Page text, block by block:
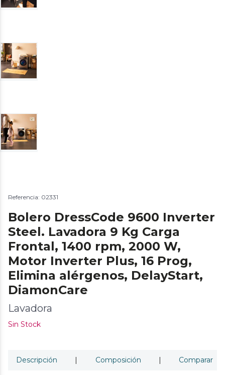
Referencia: 02331
Bolero DressCode 9600 Inverter
Steel. Lavadora 9 Kg Carga
Frontal, 1400 rpm, 2000 W,
Motor Inverter Plus, 16 Prog,
Elimina alérgenos, DelayStart,
DiamonCare
Lavadora
Sin Stock
Descripción | Composición | Comparar